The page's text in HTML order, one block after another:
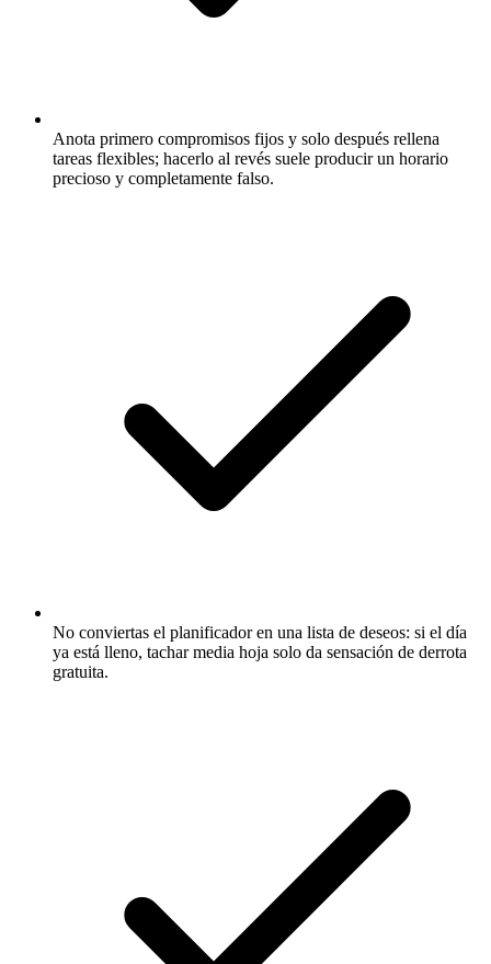
Anota primero compromisos fijos y solo después rellena
tareas flexibles; hacerlo al revés suele producir un horario
precioso y completamente falso.
No conviertas el planificador en una lista de deseos: si el día
ya está lleno, tachar media hoja solo da sensación de derrota
gratuita.